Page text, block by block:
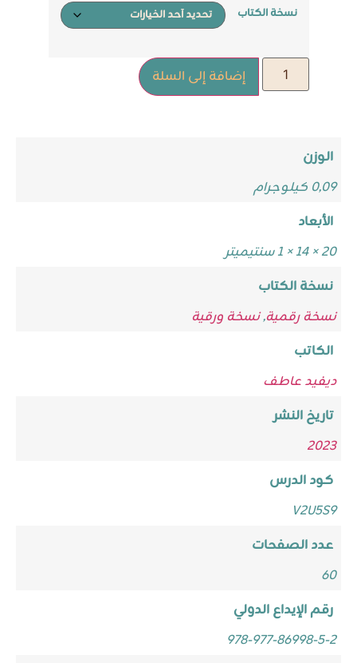
نسخة الكتاب
إضافة إلى السلة
الوزن
0,09 كيلوجرام
الأبعاد
20 × 14 × 1 سنتيميتر
نسخة الكتاب
نسخة رقمية,نسخة ورقية
الكاتب
ديفيد عاطف
تاريخ النشر
2023
كود الدرس
V2U5S9
عدد الصفحات
60
رقم الإيداع الدولي
978-977-86998-5-2